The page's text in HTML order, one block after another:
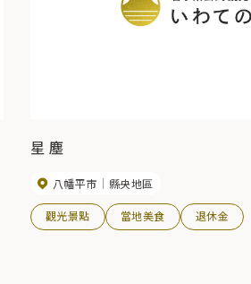
星 塵
八幡平市 縣央地區
觀光景點 當地美食 退休金